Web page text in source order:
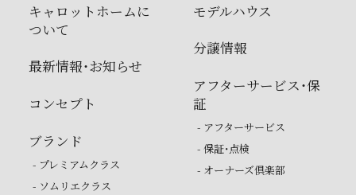
キャロットホームに
ついて
最新情報・お知らせ
コンセプト
ブランド
- プレミアムクラス
- ソムリエクラス
モデルハウス
分譲情報
アフターサービス・保
証
- アフターサービス
- 保証・点検
- オーナーズ倶楽部